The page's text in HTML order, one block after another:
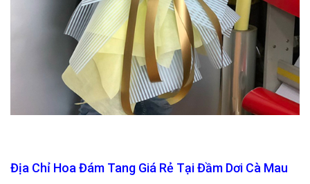
Địa Chỉ Hoa Đám Tang Giá Rẻ Tại Đầm Dơi Cà Mau